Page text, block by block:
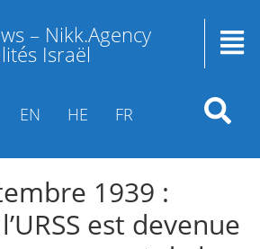
– Nikk.Agency
Israël
EN HE FR
1939 :
est devenue